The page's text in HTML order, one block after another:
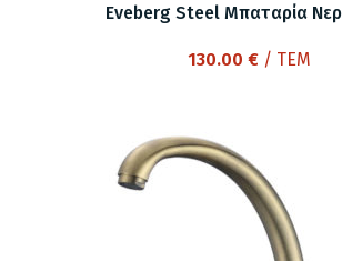
Eveberg Steel Μπαταρία
130.00 €/ ΤΕΜ